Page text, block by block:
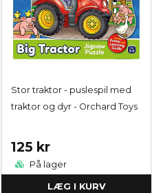
Stor traktor - puslespil med
traktor og dyr - Orchard Toys
125 kr
På lager
LÆG I KURV